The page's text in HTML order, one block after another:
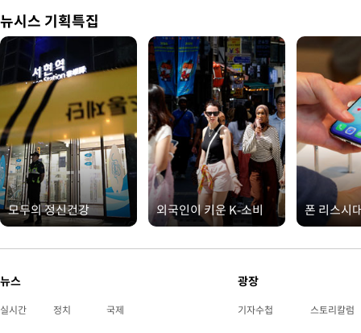
뉴시스 기획특집
모두의 정신건강 외국인이 키운 K-소비 폰 리스시
뉴스
실시간 정치 국제
광장
기자수첩 스토리칼럼